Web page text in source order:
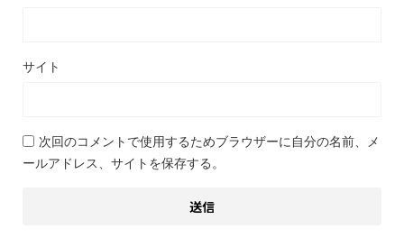
サイト
次回のコメントで使用するためブラウザーに自分の名前、メ
ールアドレス、サイトを保存する。